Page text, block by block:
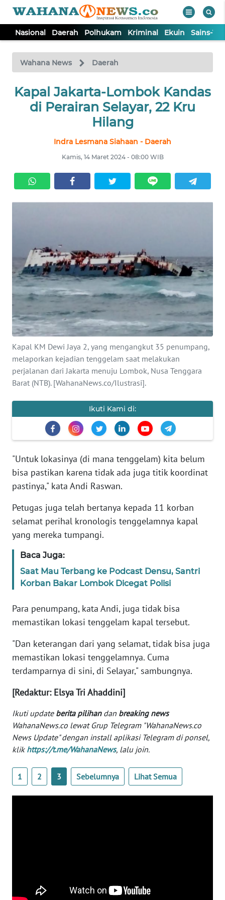
Nasional Daerah Polhukam Kriminal Ekuin Sains-
Wahana News Daerah
Kapal Jakarta-Lombok Kandas
di Perairan Selayar, 22 Kru
Hilang
Indra Lesmana Siahaan - Daerah
Kamis, 14 Maret 2024 - 08:00 WIB
Kapal KM Dewi Jaya 2, yang mengangkut 35 penumpang,
melaporkan kejadian tenggelam saat melakukan
perjalanan dari Jakarta menuju Lombok, Nusa Tenggara
Barat (NTB). [WahanaNews.co/Ilustrasi].
Ikuti Kami di:
"Untuk lokasinya (di mana tenggelam) kita belum
bisa pastikan karena tidak ada juga titik koordinat
pastinya," kata Andi Raswan.
Petugas juga telah bertanya kepada 11 korban
selamat perihal kronologis tenggelamnya kapal
yang mereka tumpangi.
Baca Juga:
Saat Mau Terbang ke Podcast Densu, Santri
Korban Bakar Lombok Dicegat Polisi
Para penumpang, kata Andi, juga tidak bisa
memastikan lokasi tenggelam kapal tersebut.
"Dan keterangan dari yang selamat, tidak bisa juga
memastikan lokasi tenggelamnya. Cuma
terdamparnya di sini, di Selayar," sambungnya.
[Redaktur: Elsya Tri Ahaddini]
Ikuti update berita pilihandan breaking news
WahanaNews.co lewat Grup Telegram "WahanaNews.co
News Update" dengan install aplikasi Telegram di ponsel,
klik https://t.me/WahanaNews, lalu join.
1 2 3 Sebelumnya Lihat Semua
TV
Tutup
NASIONAL
POLHUKAM
KRIMINAL
EKUIN
KESEHATAN
INTERNASIONAL
SERBA-SERBI
PENDIDIKAN
OLAHRAGA
OPINI
EDITORIAL
Informasi
INDEKS
BERITA
KONTAK
KAMI
INFO
IKLAN
TENTANG
PEDOMAN
SIBER
REDAKSI
KARIR
DISCLAIMER
Wahana
Regional
WN